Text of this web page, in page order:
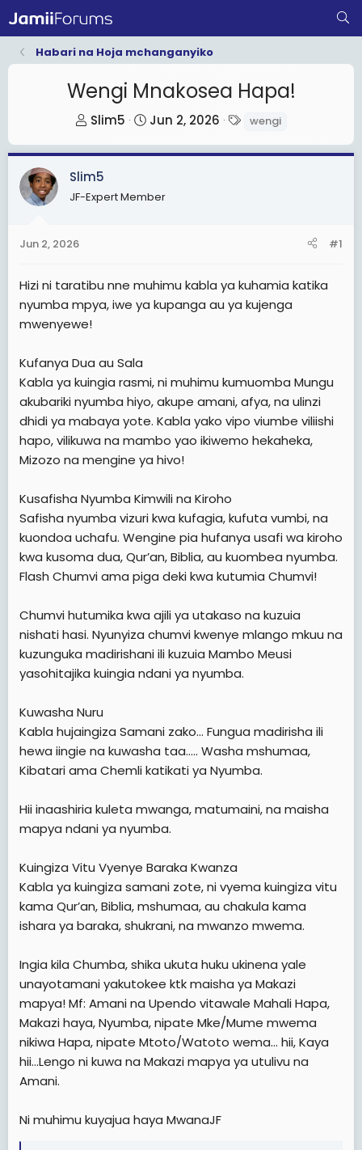
Habari na Hoja mchanganyiko
Wengi Mnakosea Hapa!
T
r
e
a
r
t
e
Slim5
S
a
t
Jun 2, 2026
g
wengi
Slim5
JF-Expert Member
Jun 2, 2026 #1
Hizi ni taratibu nne muhimu kabla ya kuhamia katika
nyumba mpya, iwe ya kupanga au ya kujenga
mwenyewe!
Kufanya Dua au Sala
Kabla ya kuingia rasmi, ni muhimu kumuomba Mungu
akubariki nyumba hiyo, akupe amani, afya, na ulinzi
dhidi ya mabaya yote. Kabla yako vipo viumbe viliishi
hapo, vilikuwa na mambo yao ikiwemo hekaheka,
Mizozo na mengine ya hivo!
Kusafisha Nyumba Kimwili na Kiroho
Safisha nyumba vizuri kwa kufagia, kufuta vumbi, na
kuondoa uchafu. Wengine pia hufanya usafi wa kiroho
kwa kusoma dua, Qur’an, Biblia, au kuombea nyumba.
Flash Chumvi ama piga deki kwa kutumia Chumvi!
Chumvi hutumika kwa ajili ya utakaso na kuzuia
nishati hasi. Nyunyiza chumvi kwenye mlango mkuu na
kuzunguka madirishani ili kuzuia Mambo Meusi
yasohitajika kuingia ndani ya nyumba.
Kuwasha Nuru
Kabla hujaingiza Samani zako... Fungua madirisha ili
hewa iingie na kuwasha taa..... Washa mshumaa,
Kibatari ama Chemli katikati ya Nyumba.
Hii inaashiria kuleta mwanga, matumaini, na maisha
mapya ndani ya nyumba.
Kuingiza Vitu Vyenye Baraka Kwanza
Kabla ya kuingiza samani zote, ni vyema kuingiza vitu
kama Qur’an, Biblia, mshumaa, au chakula kama
ishara ya baraka, shukrani, na mwanzo mwema.
Ingia kila Chumba, shika ukuta huku ukinena yale
unayotamani yakutokee ktk maisha ya Makazi
mapya! Mf: Amani na Upendo vitawale Mahali Hapa,
Makazi haya, Nyumba, nipate Mke/Mume mwema
nikiwa Hapa, nipate Mtoto/Watoto wema... hii, Kaya
hii...Lengo ni kuwa na Makazi mapya ya utulivu na
Amani.
Ni muhimu kuyajua haya MwanaJF